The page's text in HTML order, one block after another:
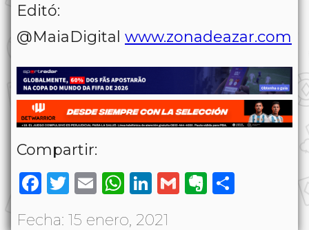
Editó:
@MaiaDigital www.zonadeazar.com
Compartir:
Facebook
Twitter
EmailWhatsApp
LinkedIn
GmailEvernote
Fecha: 15 enero, 2021